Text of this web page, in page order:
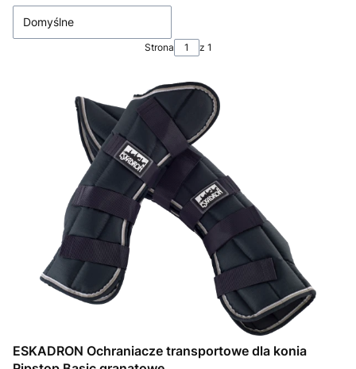
Domyślne
Strona z 1
ESKADRON Ochraniacze transportowe dla konia